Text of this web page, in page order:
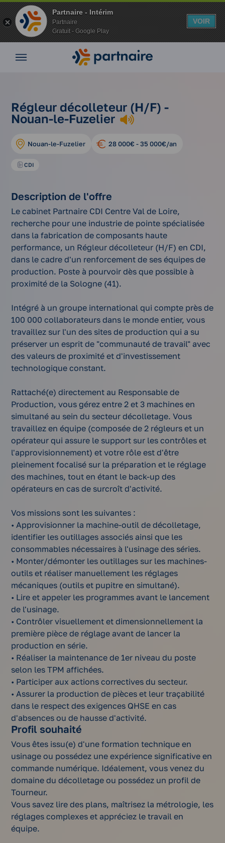
Partnaire - Intérim
Partnaire
Gratuit - Google Play
VOIR
Nos
Vos
avantages
Nos
conseils
Espace
entreprise
Accueiloffres
d'emplois
décolleteur
(h/f)
Régleur décolleteur (H/F) -
Nouan-le-Fuzelier
Nouan-le-Fuzelier 28 000€ - 35 000€/an
CDI
Description de l'offre
Le cabinet Partnaire CDI Centre Val de Loire,
recherche pour une industrie de pointe spécialisée
dans la fabrication de composants haute
performance, un Régleur décolleteur (H/F) en CDI,
dans le cadre d'un renforcement de ses équipes de
production. Poste à pourvoir dès que possible à
proximité de la Sologne (41).
Intégré à un groupe international qui compte près de
100 000 collaborateurs dans le monde entier, vous
travaillez sur l'un des sites de production qui a su
préserver un esprit de "communauté de travail" avec
des valeurs de proximité et d'investissement
technologique constant.
Rattaché(e) directement au Responsable de
Production, vous gérez entre 2 et 3 machines en
simultané au sein du secteur décolletage. Vous
travaillez en équipe (composée de 2 régleurs et un
opérateur qui assure le support sur les contrôles et
l'approvisionnement) et votre rôle est d'être
pleinement focalisé sur la préparation et le réglage
des machines, tout en étant le back-up des
opérateurs en cas de surcroît d'activité.
Vos missions sont les suivantes :
• Approvisionner la machine-outil de décolletage,
identifier les outillages associés ainsi que les
consommables nécessaires à l'usinage des séries.
• Monter/démonter les outillages sur les machines-
outils et réaliser manuellement les réglages
mécaniques (outils et pupitre en simultané).
• Lire et appeler les programmes avant le lancement
de l'usinage.
• Contrôler visuellement et dimensionnellement la
première pièce de réglage avant de lancer la
production en série.
• Réaliser la maintenance de 1er niveau du poste
selon les TPM affichées.
• Participer aux actions correctives du secteur.
• Assurer la production de pièces et leur traçabilité
dans le respect des exigences QHSE en cas
d'absences ou de hausse d'activité.
Profil souhaité
Vous êtes issu(e) d'une formation technique en
usinage ou possédez une expérience significative en
commande numérique. Idéalement, vous venez du
domaine du décolletage ou possédez un profil de
Tourneur.
Vous savez lire des plans, maîtrisez la métrologie, les
réglages complexes et appréciez le travail en
équipe.